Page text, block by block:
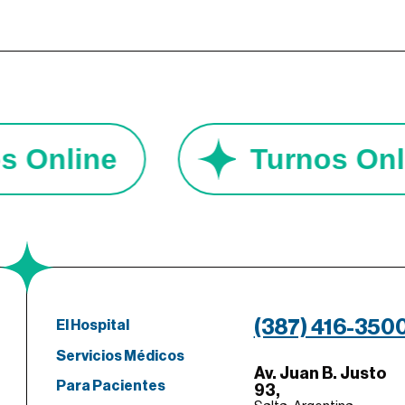
Online Turnos
El Hospital
Servicios Médicos
Para Pacientes
(387) 416-
Av. Juan B. Justo
93,